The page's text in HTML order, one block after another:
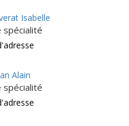
Isabelle
spécialité
Alain
spécialité